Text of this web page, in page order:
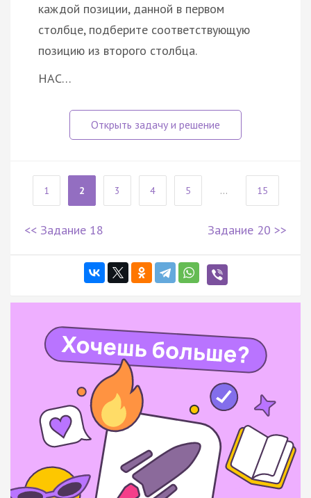
каждой позиции, данной в первом
столбце, подберите соответствующую
позицию из второго столбца.
НАС…
1 2 3 4 5 ... 15
<< Задание 18 Задание 20 >>